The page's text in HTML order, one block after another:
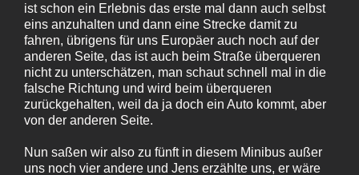
ist schon ein Erlebnis das erste mal dann auch selbst
eins anzuhalten und dann eine Strecke damit zu
fahren, übrigens für uns Europäer auch noch auf der
anderen Seite, das ist auch beim Straße überqueren
nicht zu unterschätzen, man schaut schnell mal in die
falsche Richtung und wird beim überqueren
zurückgehalten, weil da ja doch ein Auto kommt, aber
von der anderen Seite.
Nun saßen wir also zu fünft in diesem Minibus außer
uns noch vier andere und Jens erzählte uns, er wäre